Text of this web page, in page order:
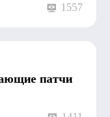
1557
патчи